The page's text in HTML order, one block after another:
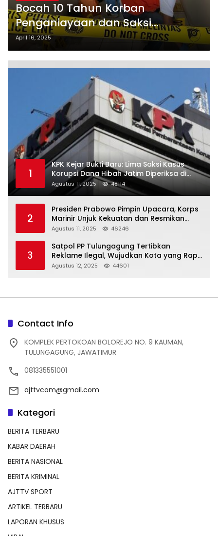
Bocah 10 Tahun Korban
Penganiayaan dan Saksi
Kematian Ibunya di Trenggalek
Dapat Pendampingan Psikologis
April 16, 2025
1
KPK Kejar Bukti Baru: Lima Saksi Kasus
Korupsi Dana Hibah Jatim Diperiksa di
Trenggalek
Agustus 11, 2025 48114
2
Presiden Prabowo Pimpin Upacara, Korps
Marinir Unjuk Kekuatan dan Resmikan
Struktur Baru
Agustus 11, 2025 46246
3
Satpol PP Tulungagung Tertibkan
Reklame Ilegal, Wujudkan Kota yang Rapi
dan Indah
Agustus 12, 2025 44601
Contact Info
KOMPLEK PERTOKOAN BOLOREJO NO. 9 KAUMAN,
TULUNGAGUNG, JAWATIMUR
081335551001
ajttvcom@gmail.com
Kategori
BERITA TERBARU
KABAR DAERAH
BERITA NASIONAL
BERITA KRIMINAL
AJTTV SPORT
ARTIKEL TERBARU
LAPORAN KHUSUS